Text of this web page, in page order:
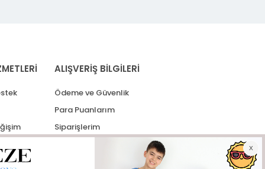
ALIŞVERİŞ BİLGİLERİ
Ödeme ve Güvenlik
Para Puanlarım
Siparişlerim